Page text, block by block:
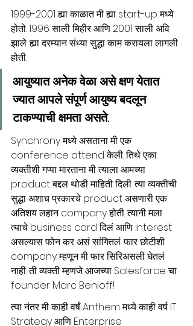
1999-2001 ह्या काळात मी ह्या start-up मध्ये
होतो. 1996 साली मिहीर आणि 2001 साली अवि
झाले. ह्या दरम्यान संध्या सुद्धा काम करायला लागली
होती.
आयुष्यात अनेक वेळा असे क्षण येतात
ज्यात आपले संपूर्ण आयुष्य बदलून
टाकण्याची क्षमता असते.
Synchrony मध्ये असताना मी एक
conference attend केली. तिथे एका
व्यक्तीशी गप्पा मारताना मी त्याला आमच्या
product बद्दल थोडी माहिती दिली. त्या व्यक्तीची
सुद्धा अशाच प्रकारचे product असणारी एक
अतिशय लहान company होती. त्यानी मला
त्याचे business card दिलं आणि interest
असल्यास फोन कर असं सांगितलं. फार छोटीशी
company म्हणून मी फार सिरिअसली घेतलं
नाही. ती व्यक्ती म्हणजे आजच्या Salesforce चा
founder Marc Benioff!
त्या नंतर मी काही वर्षं Anthem मध्ये काही वर्ष IT
Strategy आणि Enterprise